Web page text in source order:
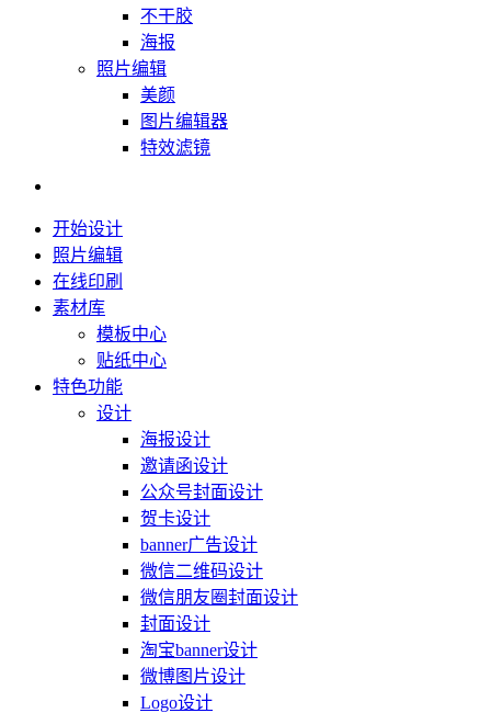
不干胶
海报
照片编辑
美颜
图片编辑器
特效滤镜
开始设计
照片编辑
在线印刷
素材库
模板中心
贴纸中心
特色功能
设计
海报设计
邀请函设计
公众号封面设计
贺卡设计
banner广告设计
微信二维码设计
微信朋友圈封面设计
封面设计
淘宝banner设计
微博图片设计
Logo设计